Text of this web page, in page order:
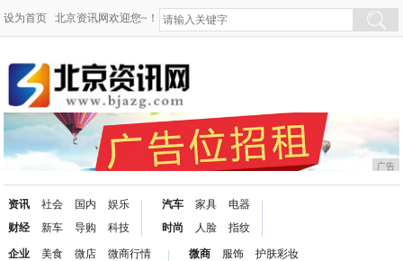
设为首页 北京资讯网欢迎您~！
广告
资讯
财经
社会
新车
国内
导购
娱乐
科技
汽车
时尚
家具
人脸
电器
指纹
企业
美食
微店
微商行情
微商
服饰
护肤彩妆